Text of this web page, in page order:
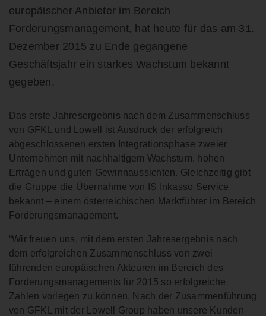
europäischer Anbieter im Bereich
Forderungsmanagement, hat heute für das am 31.
Dezember 2015 zu Ende gegangene
Geschäftsjahr ein starkes Wachstum bekannt
gegeben.
Das erste Jahresergebnis nach dem Zusammenschluss
von GFKL und Lowell ist Ausdruck der erfolgreich
abgeschlossenen ersten Integrationsphase zweier
Unternehmen mit nachhaltigem Wachstum, hohen
Erträgen und guten Gewinnaussichten. Gleichzeitig gibt
die Gruppe die Übernahme von IS Inkasso Service
bekannt – einem österreichischen Marktführer im Bereich
Forderungsmanagement.
“Wir freuen uns, mit dem ersten Jahresergebnis nach
dem erfolgreichen Zusammenschluss von zwei
führenden europäischen Akteuren im Bereich des
Forderungsmanagements für 2015 so erfolgreiche
Zahlen vorlegen zu können. Nach der Zusammenführung
von GFKL mit der Lowell Group haben unsere Kunden